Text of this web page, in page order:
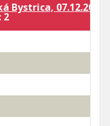
Bystrica, 07.12.2019
2